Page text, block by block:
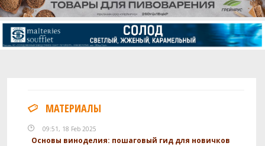
МАТЕРИАЛЫ
09:51, 18 Feb 2025
Основы виноделия: пошаговый гид для новичков